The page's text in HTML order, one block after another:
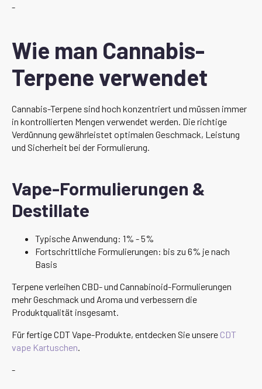
-
Wie man Cannabis-
Terpene verwendet
Cannabis-Terpene sind hoch konzentriert und müssen immer
in kontrollierten Mengen verwendet werden. Die richtige
Verdünnung gewährleistet optimalen Geschmack, Leistung
und Sicherheit bei der Formulierung.
Vape-Formulierungen &
Destillate
Typische Anwendung: 1% - 5%
Fortschrittliche Formulierungen: bis zu 6% je nach
Basis
Terpene verleihen CBD- und Cannabinoid-Formulierungen
mehr Geschmack und Aroma und verbessern die
Produktqualität insgesamt.
Für fertige CDT Vape-Produkte, entdecken Sie unsere CDT
vape Kartuschen.
-